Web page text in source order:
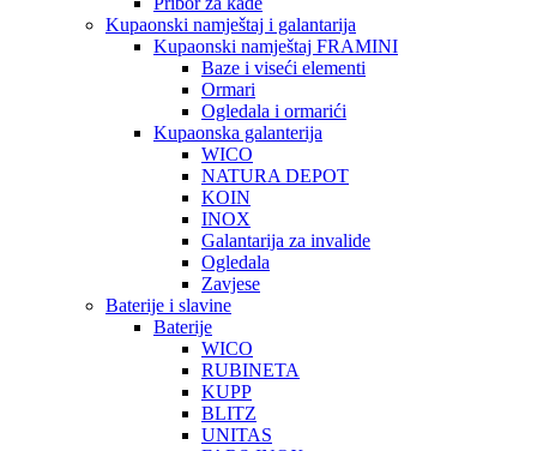
Kupaonski namještaj i galantarija
Kupaonski namještaj FRAMINI
Baze i viseći elementi
Ormari
Ogledala i ormarići
Kupaonska galanterija
WICO
NATURA DEPOT
KOIN
INOX
Galantarija za invalide
Ogledala
Zavjese
Baterije i slavine
Baterije
WICO
RUBINETA
KUPP
BLITZ
UNITAS